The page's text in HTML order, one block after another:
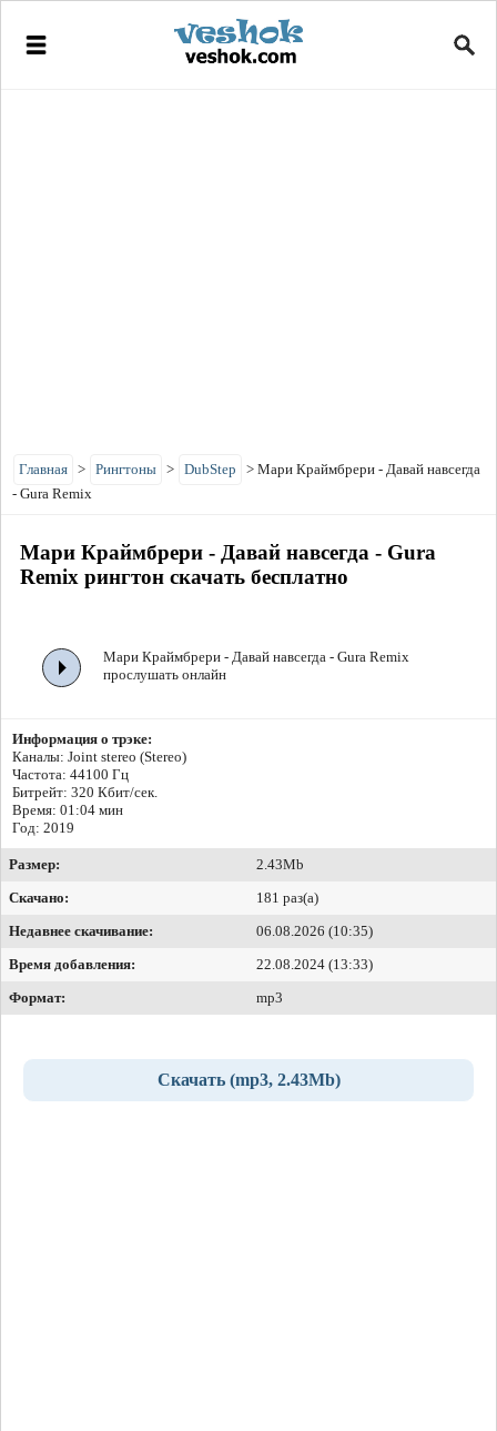
Главная > Рингтоны > DubStep > Мари Краймбрери - Давай навсегда
- Gura Remix
Мари Краймбрери - Давай навсегда - Gura
Remix рингтон скачать бесплатно
Мари Краймбрери - Давай навсегда - Gura Remix
прослушать онлайн
Информация о трэке:
Каналы: Joint stereo (Stereo)
Частота: 44100 Гц
Битрейт: 320 Кбит/сек.
Время: 01:04 мин
Год: 2019
Размер:
2.43Mb
Скачано:
181 раз(а)
Недавнее скачивание:
06.08.2026 (10:35)
Время добавления:
22.08.2024 (13:33)
Формат:
mp3
Скачать (mp3, 2.43Mb)